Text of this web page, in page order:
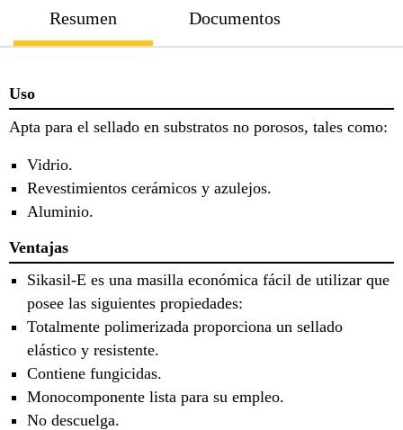
Resumen Documentos
Uso
Apta para el sellado en substratos no porosos, tales como:
Vidrio.
Revestimientos cerámicos y azulejos.
Aluminio.
Ventajas
Sikasil-E es una masilla económica fácil de utilizar que
posee las siguientes propiedades:
Totalmente polimerizada proporciona un sellado
elástico y resistente.
Contiene fungicidas.
Monocomponente lista para su empleo.
No descuelga.